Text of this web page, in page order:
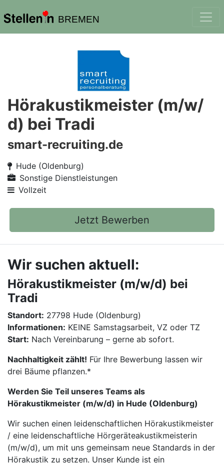
BREMEN
Hörakustikmeister (m/w/
d) bei Tradi
smart-recruiting.de
Hude (Oldenburg)
Sonstige Dienstleistungen
Vollzeit
Jetzt Bewerben
Wir suchen aktuell:
Hörakustikmeister (m/w/d) bei
Tradi
Standort: 27798 Hude (Oldenburg)
Informationen: KEINE Samstagsarbeit, VZ oder TZ
Start: Nach Vereinbarung – gerne ab sofort.
Nachhaltigkeit zählt! Für Ihre Bewerbung lassen wir
drei Bäume pflanzen.*
Werden Sie Teil unseres Teams als
Hörakustikmeister (m/w/d) in Hude (Oldenburg)
Wir suchen einen leidenschaftlichen Hörakustikmeister
/ eine leidenschaftliche Hörgeräteakustikmeisterin
(m/w/d), um mit uns gemeinsam neue Standards in der
Hörakustik zu setzen. Unser Kunde ist ein